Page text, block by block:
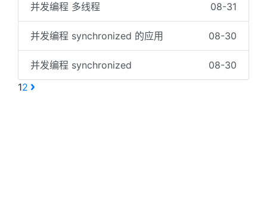
并发编程 多线程 08-31
并发编程 synchronized 的应用 08-30
并发编程 synchronized
08-30
12